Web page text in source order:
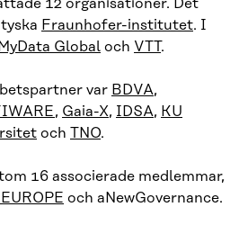
12 organisationer. Det
Fraunhofer-institutet. I
MyData Global och VTT.
var BDVA,
, Gaia-X, IDSA, KU
och TNO.
16 associerade medlemmar,
och aNewGovernance.